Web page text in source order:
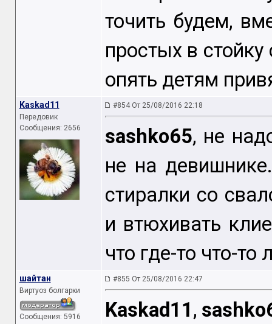
точить будем,
простых в
опять детям
Kaskad11
Передовик
Сообщения: 2656
#854 От 25/08/2016 22:18
sashko65, не
не на
стиралки со
и втюхивать
что где-то что-то
шайтан
Виртуоз болгарки
Сообщения: 5916
#855 От 25/08/2016 22:47
Kaskad11 ,